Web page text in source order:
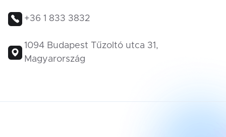
+36 1 833 3832
1094 Budapest Tűzoltó utca 31,
Magyarország